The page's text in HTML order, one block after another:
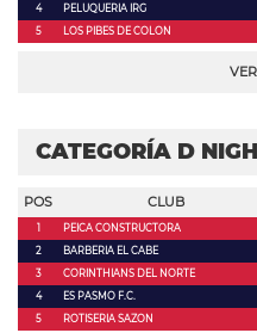
4
PELUQUERIA IRG
5
LOS PIBES DE COLON
CATEGORÍA D
POS CLUB
1 PEICA CONSTRUCTORA
2
BARBERIA EL CABE
3
CORINTHIANS DEL NORTE
4
ES PASMO F.C.
5
ROTISERIA SAZON